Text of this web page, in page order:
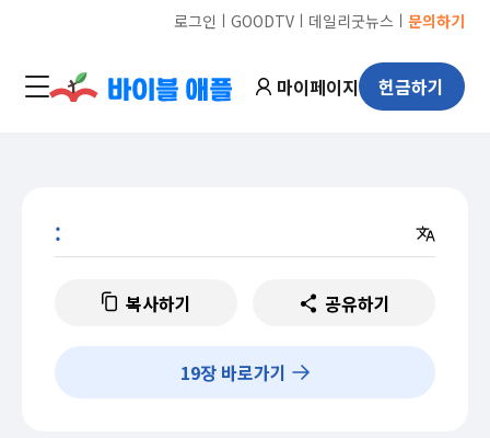
로그인 ㅣ GOODTVㅣ 데일리굿뉴스 ㅣ 문의하기
마이페이지 헌금하기
:
복사하기 공유하기
19장 바로가기